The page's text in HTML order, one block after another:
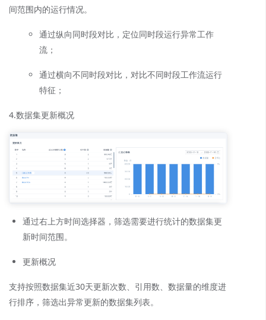
间范围内的运行情况。
通过纵向同时段对比，定位同时段运行异常工作
流；
通过横向不同时段对比，对比不同时段工作流运行
特征；
4.数据集更新概况
通过右上方时间选择器，筛选需要进行统计的数据集更
新时间范围。
更新概况
支持按照数据集近30天更新次数、引用数、数据量的维度进
行排序，筛选出异常更新的数据集列表。